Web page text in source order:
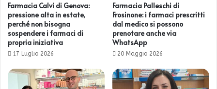
Farmacia Calvi di Genova:
pressione alta in estate,
perché non bisogna
sospendere i farmaci di
propria iniziativa
17 Luglio 2026
Farmacia Palleschi di
Frosinone: i farmaci prescritti
dal medico si possono
prenotare anche via
WhatsApp
20 Maggio 2026